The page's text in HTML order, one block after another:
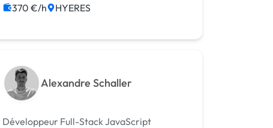
370 €/h HYERES
Alexandre Schaller
Développeur Full-Stack JavaScript